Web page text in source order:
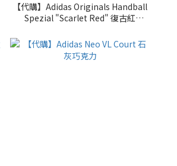
【代購】Adidas Originals Handball
Spezial "Scarlet Red" 復古紅